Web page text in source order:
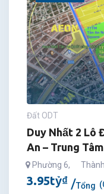
Đất ODT
Duy Nhất 2 Lô
An – Trung
Phường 6,
3.95tỷ₫ Tổng